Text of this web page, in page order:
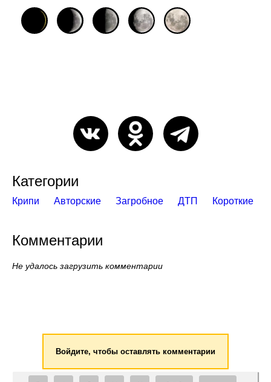
Категории
Крипи Авторские Загробное ДТП Короткие
Комментарии
Не удалось загрузить комментарии
Войдите, чтобы оставлять комментарии